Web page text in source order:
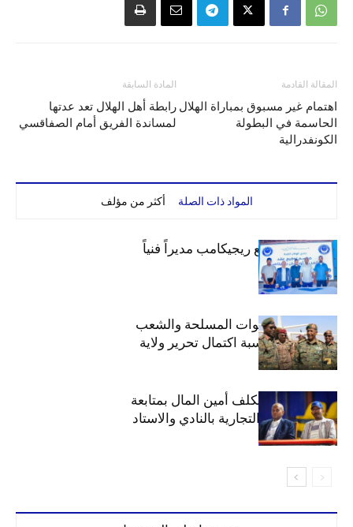
المادة السابقة
رابطة أهل الهلال تعد عدتها
لمساندة الفريق أمام الصفاقسي
المقالة القادمة
اهتمام غير مسبوق بمباراة الهلال
الحاسمة في البطولة
الكونفدرالية
المواد ذات الصلة أكثر من مؤلف
الهلال يتعاقد مع ريجيكامب مديراً فنياً
الهلال يهنئ القوات المسلحة والشعب
السوداني بمناسبة اكتمال تحرير ولاية
الخرطوم
مجلس الهلال يكلف أمين المال بمتابعة
ملف المحلات التجارية بالنادي والاستاد